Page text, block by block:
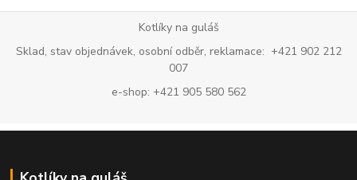
Kotlíky na guláš
Sklad, stav objednávek, osobní odběr, reklamace: +421 902 212
007
e-shop: +421 905 580 562